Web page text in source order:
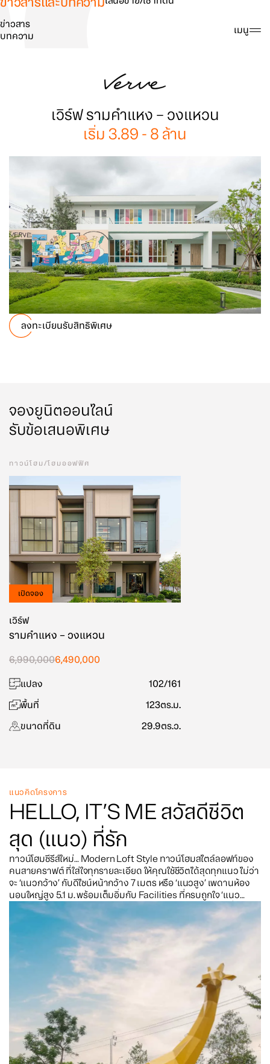
ค้นหา เมนู
ข่าวสาร
บทความ
เวิร์ฟ รามคำแหง – วงแหวน
เริ่ม 3.89 - 8 ล้าน
ลงทะเบียนรับสิทธิพิเศษ
จองยูนิตออนไลน์
รับข้อเสนอพิเศษ
ทาวน์โฮม/โฮมออฟฟิศ
เปิดจอง
เวิร์ฟ
รามคำแหง – วงแหวน
6,990,0006,490,000
แปลง
102/161
พื้นที่
123ตร.ม.
ขนาดที่ดิน
29.9ตร.ว.
แนวคิดโครงการ
HELLO, IT’S ME สวัสดีชีวิต
สุด (แนว) ที่รัก
ทาวน์โฮมซีรีส์ใหม่… Modern Loft Style ทาวน์โฮมสไตล์ลอฟท์ของ
คนสายคราฟต์ ที่ใส่ใจทุกรายละเอียด ให้คุณใช้ชีวิตได้สุดทุกแนว ไม่ว่า
จะ ‘แนวกว้าง’ กับดีไซน์หน้ากว้าง 7 เมตร หรือ ‘แนวสูง’ เพดานห้อง
นอนใหญ่สูง 5.1 ม. พร้อมเต็มอิ่มกับ Facilities ที่ครบถูกใจ ‘แนว
กิจกรรม’ บนทำเลใกล้รถไฟฟ้า เพียง 1 กม. โดนใจ ‘แนวสายๆ’ ที่ไม่ชอบ
ตื่นเช้า … ไม่ว่าจะ ‘แนวไหน’ ก็มีให้ครบที่นี่ ชีวิตที่ “เวิร์ฟ” ให้ครบทุกแนว
แล้วคุณจะหลงรักชีวิตของคุณเพิ่มขึ้นในทุกวัน